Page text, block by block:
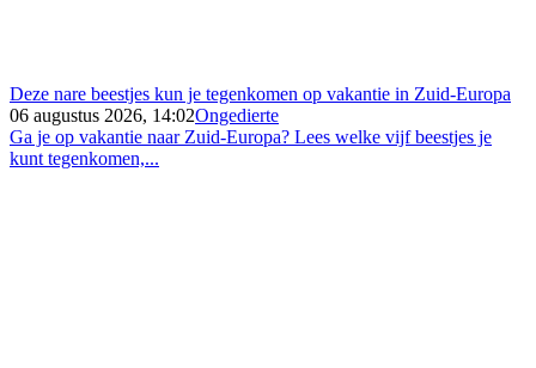
Deze nare beestjes kun je tegenkomen op vakantie in Zuid-Europa
06 augustus 2026, 14:02Ongedierte
Ga je op vakantie naar Zuid-Europa? Lees welke vijf beestjes je
kunt tegenkomen,...